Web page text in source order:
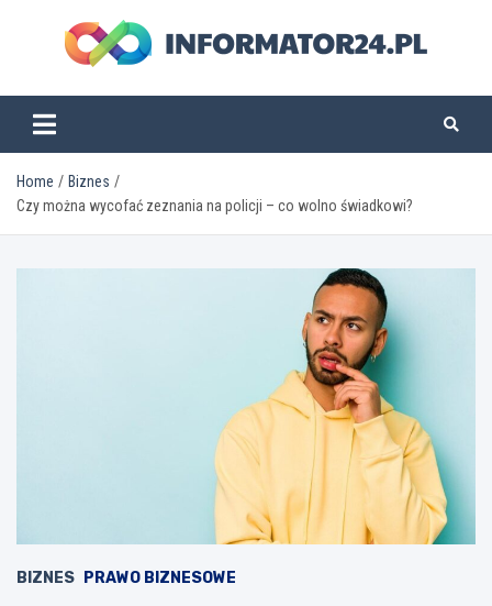
informator24.pl
Home
Biznes
Czy można wycofać zeznania na policji – co wolno świadkowi?
BIZNES PRAWO BIZNESOWE